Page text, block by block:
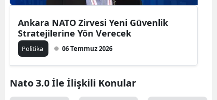
Ankara NATO Zirvesi Yeni Güvenlik
Stratejilerine Yön Verecek
Politika 06 Temmuz 2026
Nato 3.0 İle İlişkili Konular